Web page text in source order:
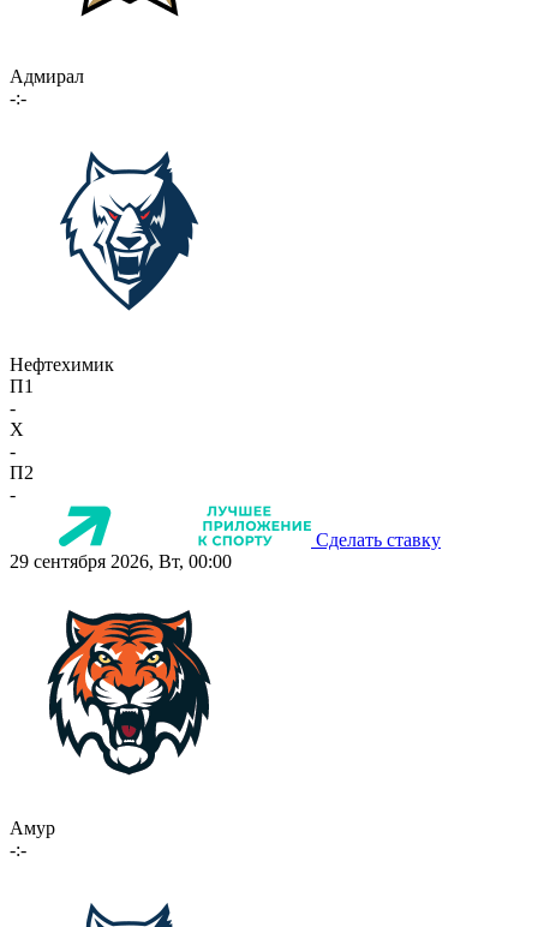
Адмирал
-:-
Нефтехимик
П1
-
X
-
П2
-
Сделать ставку
29 сентября 2026, Вт, 00:00
Амур
-:-